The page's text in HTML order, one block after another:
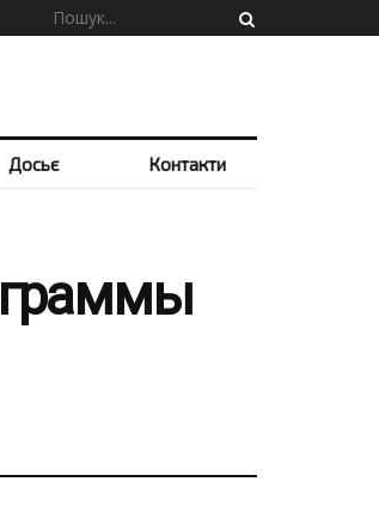
Досьє Контакти